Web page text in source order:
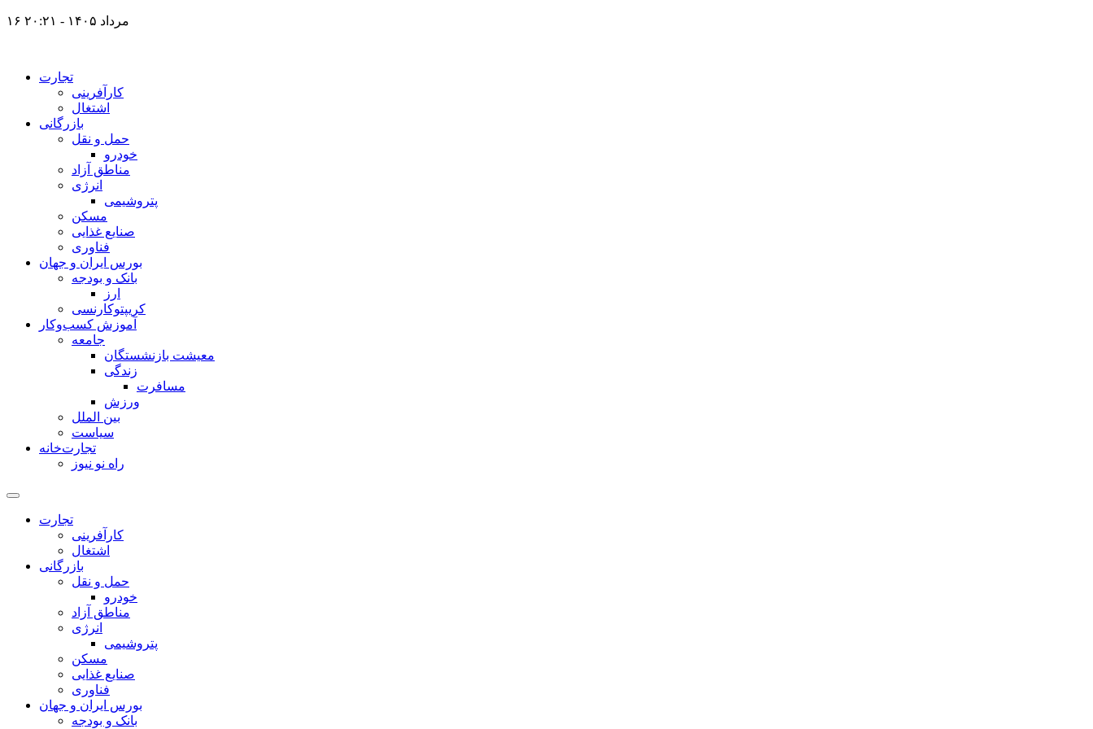
۱۶ مرداد ۱۴۰۵ - ۲۰:۲۱
تجارت
کارآفرینی
اشتغال
بازرگانی
حمل و نقل
خودرو
مناطق آزاد
انرژی
پتروشیمی
مسکن
صنایع غذایی
فناوری
بورس ایران و جهان
بانک و بودجه
ارز
کریپتوکارنسی
آموزش کسب‌وکار
جامعه
معیشت بازنشستگان
زندگی
مسافرت
ورزش
بین الملل
سیاست
تجارت‌خانه
راه نو نیوز
تجارت
کارآفرینی
اشتغال
بازرگانی
حمل و نقل
خودرو
مناطق آزاد
انرژی
پتروشیمی
مسکن
صنایع غذایی
فناوری
بورس ایران و جهان
بانک و بودجه